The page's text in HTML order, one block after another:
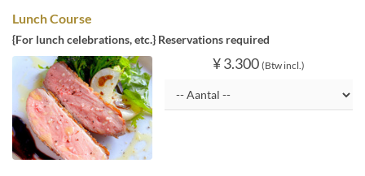
Lunch Course
{For lunch celebrations, etc.} Reservations required
¥ 3.300 (Btw incl.)